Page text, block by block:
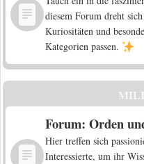
diesem Forum dreht
Kuriositäten und
Kategorien passen.
Forum: Orden
Hier treffen sich
Interessierte, um ihr